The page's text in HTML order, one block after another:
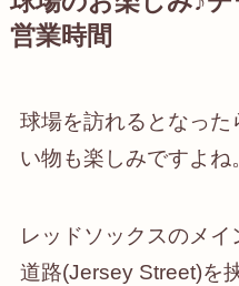
営業時間
球場を訪れるとなっ
い物も楽しみですよね
レッドソックスのメ
道路(Jersey Street)を